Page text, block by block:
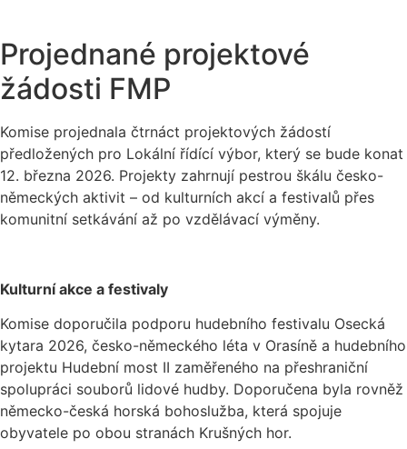
Projednané projektové
žádosti FMP
Komise projednala čtrnáct projektových žádostí
předložených pro Lokální řídící výbor, který se bude konat
12. března 2026. Projekty zahrnují pestrou škálu česko-
německých aktivit – od kulturních akcí a festivalů přes
komunitní setkávání až po vzdělávací výměny.
Kulturní akce a festivaly
Komise doporučila podporu hudebního festivalu Osecká
kytara 2026, česko-německého léta v Orasíně a hudebního
projektu Hudební most II zaměřeného na přeshraniční
spolupráci souborů lidové hudby. Doporučena byla rovněž
německo-česká horská bohoslužba, která spojuje
obyvatele po obou stranách Krušných hor.